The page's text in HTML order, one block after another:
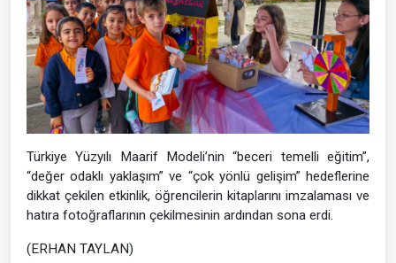
Türkiye Yüzyılı Maarif Modeli’nin “beceri temelli eğitim”,
“değer odaklı yaklaşım” ve “çok yönlü gelişim” hedeflerine
dikkat çekilen etkinlik, öğrencilerin kitaplarını imzalaması ve
hatıra fotoğraflarının çekilmesinin ardından sona erdi.
(ERHAN TAYLAN)